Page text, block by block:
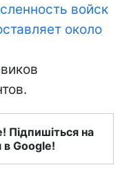
войск
около
Підпишіться на
в Google!